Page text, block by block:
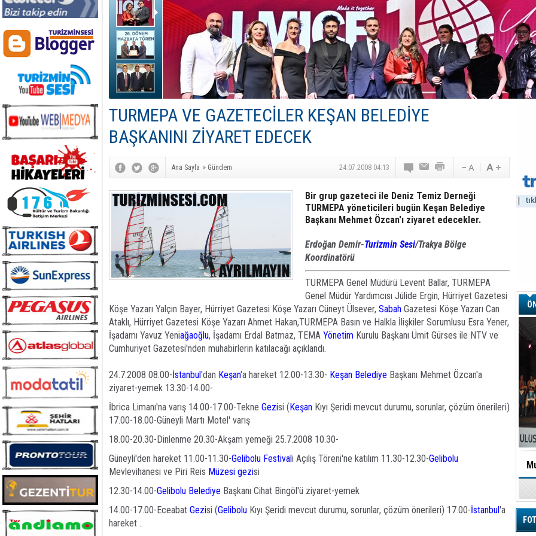
Turizm Yatırımlarında Gerçek Risk: Plansızlık
Çelebi–THY İş Birliğiyle Kenya’da Güçleniyor
Global Yatırım Holding,%38 Artış: Net Kâr 46,5 Milyon
Yabancı Dijital Platformlara Ayrıcalık Yasası
Tatilsepeti’nden Villa Tatili Modeli
TURMEPA VE GAZETECİLER KEŞAN BELEDİYE
BAŞKANINI ZİYARET EDECEK
Ana Sayfa » Gündem 24.07.2008 04:13
Bir grup gazeteci ile Deniz Temiz Derneği
TURMEPA yöneticileri bugün Keşan Belediye
Başkanı Mehmet Özcan'ı ziyaret edecekler.
Erdoğan Demir-Turizmin Sesi/Trakya Bölge
Koordinatörü
TURMEPA Genel Müdürü Levent Ballar, TURMEPA
Genel Müdür Yardımcısı Jülide Ergin, Hürriyet Gazetesi
Köşe Yazarı Yalçın Bayer, Hürriyet Gazetesi Köşe Yazarı Cüneyt Ülsever, Sabah Gazetesi Köşe Yazarı Can
Ataklı, Hürriyet Gazetesi Köşe Yazarı Ahmet Hakan,TURMEPA Basın ve Halkla İlişkiler Sorumlusu Esra Yener,
İşadamı Yavuz Yeniağaoğlu, İşadamı Erdal Batmaz, TEMA Yönetim Kurulu Başkanı Ümit Gürses ile NTV ve
Cumhuriyet Gazetesi'nden muhabirlerin katılacağı açıklandı.
24.7.2008 08.00-İstanbul'dan Keşan'a hareket 12.00-13.30- Keşan Belediye Başkanı Mehmet Özcan'a
ziyaret-yemek 13.30-14.00-
İbrica Limanı'na varış 14.00-17.00-Tekne Gezisi (Keşan Kıyı Şeridi mevcut durumu, sorunlar, çözüm önerileri)
17.00-18.00-Güneyli Martı Motel' varış
18.00-20.30-Dinlenme 20.30-Akşam yemeği 25.7.2008 10.30-
Güneyli'den hareket 11.00-11.30-Gelibolu Festivali Açılış Töreni'ne katılım 11.30-12.30-Gelibolu
Mevlevihanesi ve Piri Reis Müzesi gezisi
12.30-14.00-Gelibolu Belediye Başkanı Cihat Bingöl'ü ziyaret-yemek
14.00-17.00-Eceabat Gezisi (Gelibolu Kıyı Şeridi mevcut durumu, sorunlar, çözüm önerileri) 17.00-İstanbul'a
hareket ..